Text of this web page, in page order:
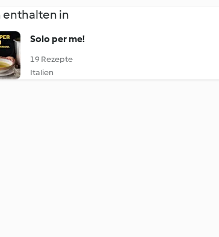
enthalten in
Solo per me!
19 Rezepte
Italien